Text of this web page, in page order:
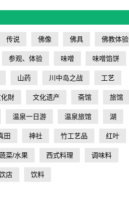
传说 佛像 佛具 佛教体验
参观、体验 味噌 味噌馅饼
山药 川中岛之战 工艺
財 文化遗产 斋馆 旅馆
温泉一日游 温泉旅馆 湖
田 神社 竹工艺品 红叶
菜/水果 西式料理 调味料
店 饮料